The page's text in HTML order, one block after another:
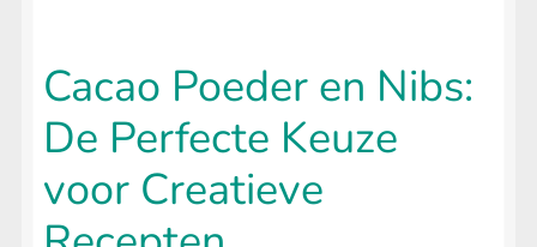
Cacao Poeder en Nibs:
De Perfecte Keuze
voor Creatieve